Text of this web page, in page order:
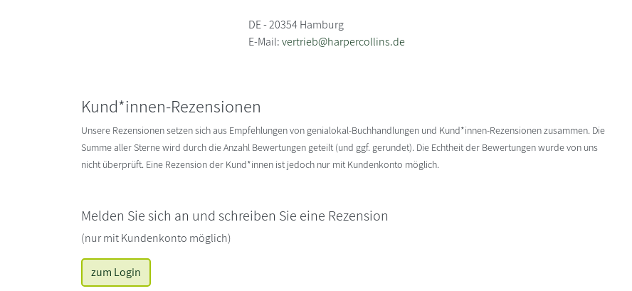
DE - 20354 Hamburg
E-Mail:vertrieb@harpercollins.de
Kund*innen-Rezensionen
Unsere Rezensionen setzen sich aus Empfehlungen von genialokal-Buchhandlungen und Kund*innen-Rezensionen zusammen. Die
Summe aller Sterne wird durch die Anzahl Bewertungen geteilt (und ggf. gerundet). Die Echtheit der Bewertungen wurde von uns
nicht überprüft. Eine Rezension der Kund*innen ist jedoch nur mit Kundenkonto möglich.
Melden Sie sich an und schreiben Sie eine Rezension
(nur mit Kundenkonto möglich)
zum Login